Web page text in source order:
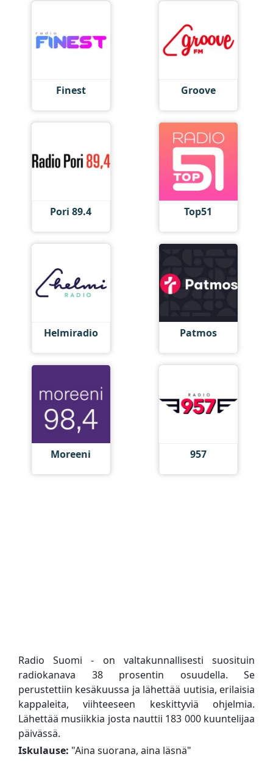
Finest Groove
Pori 89.4 Top51
Helmiradio Patmos
Moreeni 957
Radio Suomi - on valtakunnallisesti suosituin
radiokanava 38 prosentin osuudella. Se
perustettiin kesäkuussa ja lähettää uutisia, erilaisia
​​kappaleita, viihteeseen keskittyviä ohjelmia.
Lähettää musiikkia josta nauttii 183 000 kuuntelijaa
päivässä.
Iskulause: "Aina suorana, aina läsnä"